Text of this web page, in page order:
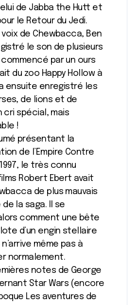
de Jabba the Hutt et
le Retour du Jedi.
voix de Chewbacca, Ben
le son de plusieurs
commencé par un ours
du zoo Happy Hollow à
ensuite enregistré les
de lions et de
cri spécial, mais
!
présentant la
de l’Empire Contre
le très connu
Robert Ebert avait
de plus mauvais
la saga. Il se
comment une bête
d’un engin stellaire
même pas à
normalement.
notes de George
Star Wars (encore
Les aventures de